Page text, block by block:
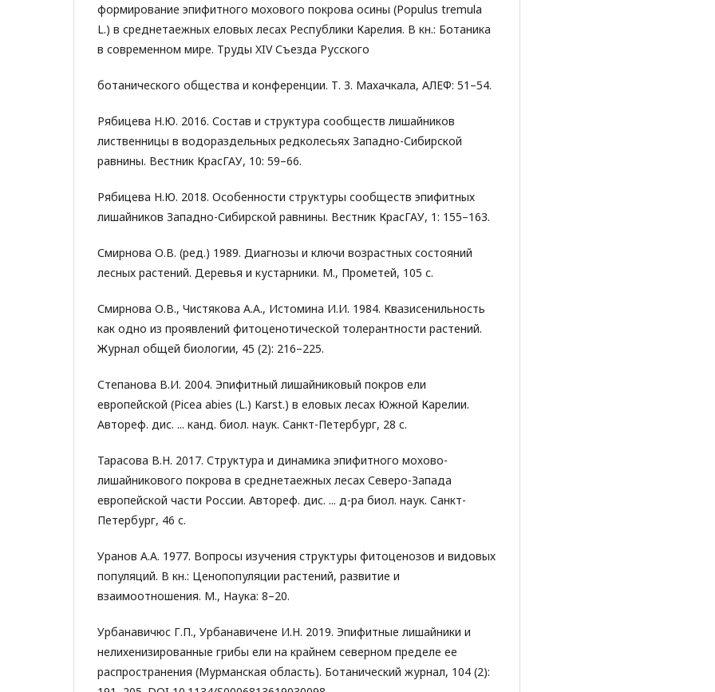
формирование эпифитного мохового покрова осины (Populus tremula
L.) в среднетаежных еловых лесах Республики Карелия. В кн.: Ботаника
в современном мире. Труды XIV Съезда Русского
ботанического общества и конференции. Т. 3. Махачкала, АЛЕФ: 51–54.
Рябицева Н.Ю. 2016. Состав и структура сообществ лишайников
лиственницы в водораздельных редколесьях Западно-Сибирской
равнины. Вестник КрасГАУ, 10: 59–66.
Рябицева Н.Ю. 2018. Особенности структуры сообществ эпифитных
лишайников Западно-Сибирской равнины. Вестник КрасГАУ, 1: 155–163.
Смирнова О.В. (ред.) 1989. Диагнозы и ключи возрастных состояний
лесных растений. Деревья и кустарники. М., Прометей, 105 с.
Смирнова О.В., Чистякова А.А., Истомина И.И. 1984. Квазисенильность
как одно из проявлений фитоценотической толерантности растений.
Журнал общей биологии, 45 (2): 216–225.
Степанова В.И. 2004. Эпифитный лишайниковый покров ели
европейской (Picea abies (L.) Karst.) в еловых лесах Южной Карелии.
Автореф. дис. ... канд. биол. наук. Санкт-Петербург, 28 c.
Тарасова В.Н. 2017. Структура и динамика эпифитного мохово-
лишайникового покрова в среднетаежных лесах Северо-Запада
европейской части России. Автореф. дис. ... д-ра биол. наук. Санкт-
Петербург, 46 c.
Уранов А.А. 1977. Вопросы изучения структуры фитоценозов и видовых
популяций. В кн.: Ценопопуляции растений, развитие и
взаимоотношения. М., Наука: 8–20.
Урбанавичюс Г.П., Урбанавичене И.Н. 2019. Эпифитные лишайники и
нелихенизированные грибы ели на крайнем северном пределе ее
распространения (Мурманская область). Ботанический журнал, 104 (2):